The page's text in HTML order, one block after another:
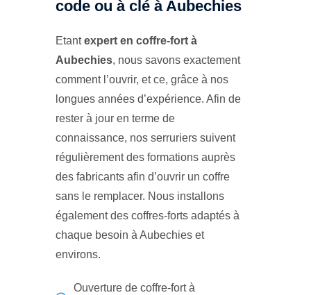
code ou à clé à Aubechies
Etantexpert en coffre-fort à
Aubechies, nous savons exactement
comment l’ouvrir, et ce, grâce à nos
longues années d’expérience. Afin de
rester à jour en terme de
connaissance, nos serruriers suivent
régulièrement des formations auprès
des fabricants afin d’ouvrir un coffre
sans le remplacer. Nous installons
également des coffres-forts adaptés à
chaque besoin à Aubechies et
environs.
Ouverture de coffre-fort à